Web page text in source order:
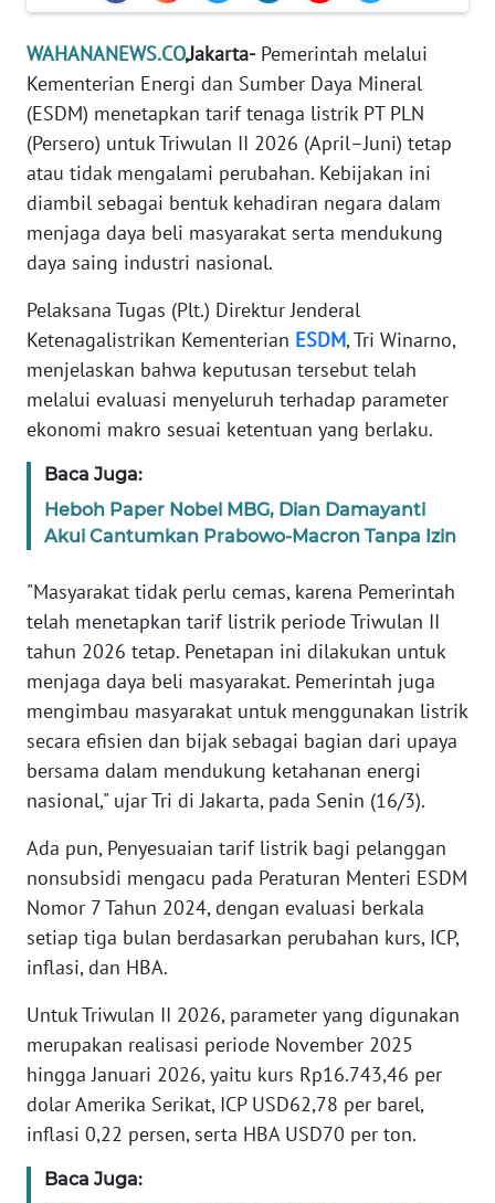
WAHANANEWS.CO,Jakarta-Pemerintah melalui
Kementerian Energi dan Sumber Daya Mineral
(ESDM) menetapkan tarif tenaga listrik PT PLN
(Persero) untuk Triwulan II 2026 (April–Juni) tetap
atau tidak mengalami perubahan. Kebijakan ini
diambil sebagai bentuk kehadiran negara dalam
menjaga daya beli masyarakat serta mendukung
daya saing industri nasional.
Pelaksana Tugas (Plt.) Direktur Jenderal
Ketenagalistrikan Kementerian ESDM, Tri Winarno,
menjelaskan bahwa keputusan tersebut telah
melalui evaluasi menyeluruh terhadap parameter
ekonomi makro sesuai ketentuan yang berlaku.
Baca Juga:
Heboh Paper Nobel MBG, Dian Damayanti
Akui Cantumkan Prabowo-Macron Tanpa Izin
"Masyarakat tidak perlu cemas, karena Pemerintah
telah menetapkan tarif listrik periode Triwulan II
tahun 2026 tetap. Penetapan ini dilakukan untuk
menjaga daya beli masyarakat. Pemerintah juga
mengimbau masyarakat untuk menggunakan listrik
secara efisien dan bijak sebagai bagian dari upaya
bersama dalam mendukung ketahanan energi
nasional," ujar Tri di Jakarta, pada Senin (16/3).
Ada pun, Penyesuaian tarif listrik bagi pelanggan
nonsubsidi mengacu pada Peraturan Menteri ESDM
Nomor 7 Tahun 2024, dengan evaluasi berkala
setiap tiga bulan berdasarkan perubahan kurs, ICP,
inflasi, dan HBA.
Untuk Triwulan II 2026, parameter yang digunakan
merupakan realisasi periode November 2025
hingga Januari 2026, yaitu kurs Rp16.743,46 per
dolar Amerika Serikat, ICP USD62,78 per barel,
inflasi 0,22 persen, serta HBA USD70 per ton.
Baca Juga:
Informasi
INDEKS
BERITA
KONTAK
KAMI
IKLAN
TENTANG
PEDOMAN
MEDIA
SIBER
KARIR
DISCLAIMER
Wahana
News
Regional
WN
JAKARTA
WN
JABAR
WN
WN
NTT
WN